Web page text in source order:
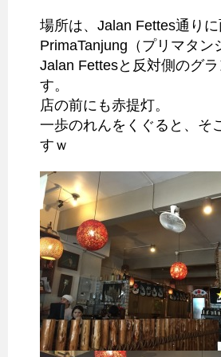
場所は、Jalan Fettes通りに
PrimaTanjung（プリマタン
Jalan Fettesと反対側のグ
す。
店の前にも赤提灯。
一歩のれんをくぐると、そ
すｗ